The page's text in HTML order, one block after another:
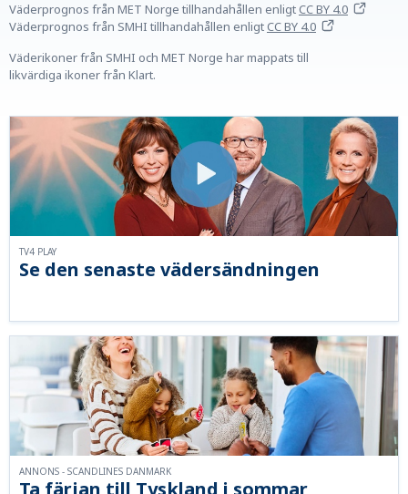
Väderprognos från MET Norge tillhandahållen enligtCC BY 4.0
Väderprognos från SMHI tillhandahållen enligtCC BY 4.0
Väderikoner från SMHI och MET Norge har mappats till
likvärdiga ikoner från Klart.
Se den senaste vädersändningen
TV4 PLAY
ANNONS - SCANDLINES DANMARK